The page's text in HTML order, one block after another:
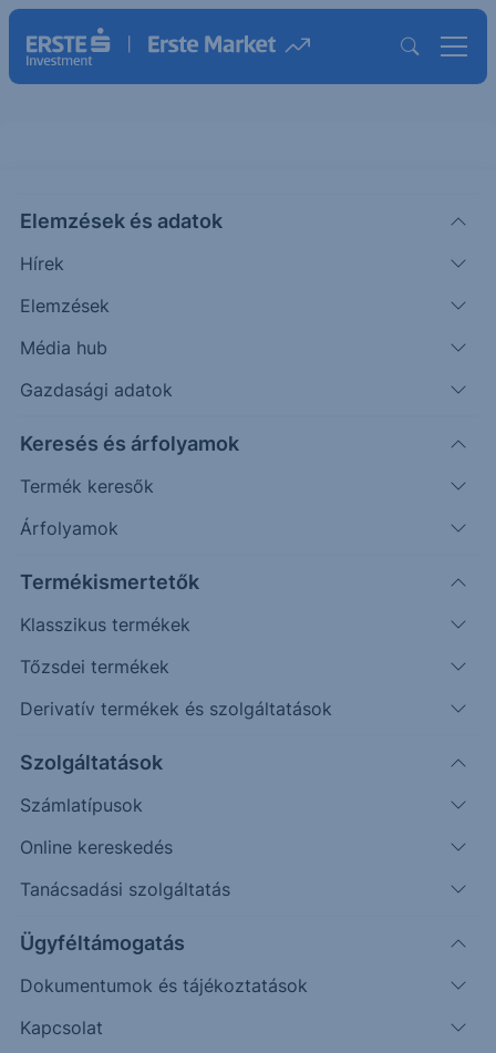
Elemzések és adatok
Hírek
Elemzések
Média hub
Gazdasági adatok
Keresés és árfolyamok
Termék keresők
Árfolyamok
Termékismertetők
Klasszikus termékek
Tőzsdei termékek
Derivatív termékek és szolgáltatások
Szolgáltatások
Számlatípusok
Online kereskedés
Tanácsadási szolgáltatás
Ügyféltámogatás
Dokumentumok és tájékoztatások
Kapcsolat
EUR/USD - 2024/83 - napi
CHART EXTRA
Puppi Adrián
Az elmúlt időszakban további esés érkezett a
Napos
a napos felett található, azaz annak törését még
azonban a hét végével történő alázárással ez
megtörténhet.